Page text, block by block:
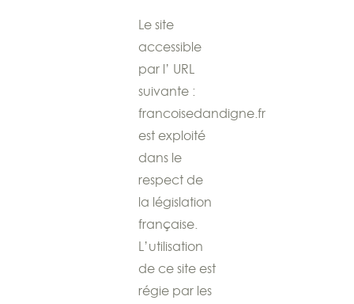
Le site
accessible
par l’ URL
suivante :
francoisedandigne.fr
est exploité
dans le
respect de
la législation
française.
L’utilisation
de ce site est
régie par les